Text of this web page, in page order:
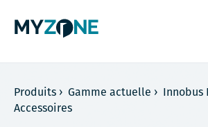
Produits › Gamme actuelle › Innobus
Accessoires